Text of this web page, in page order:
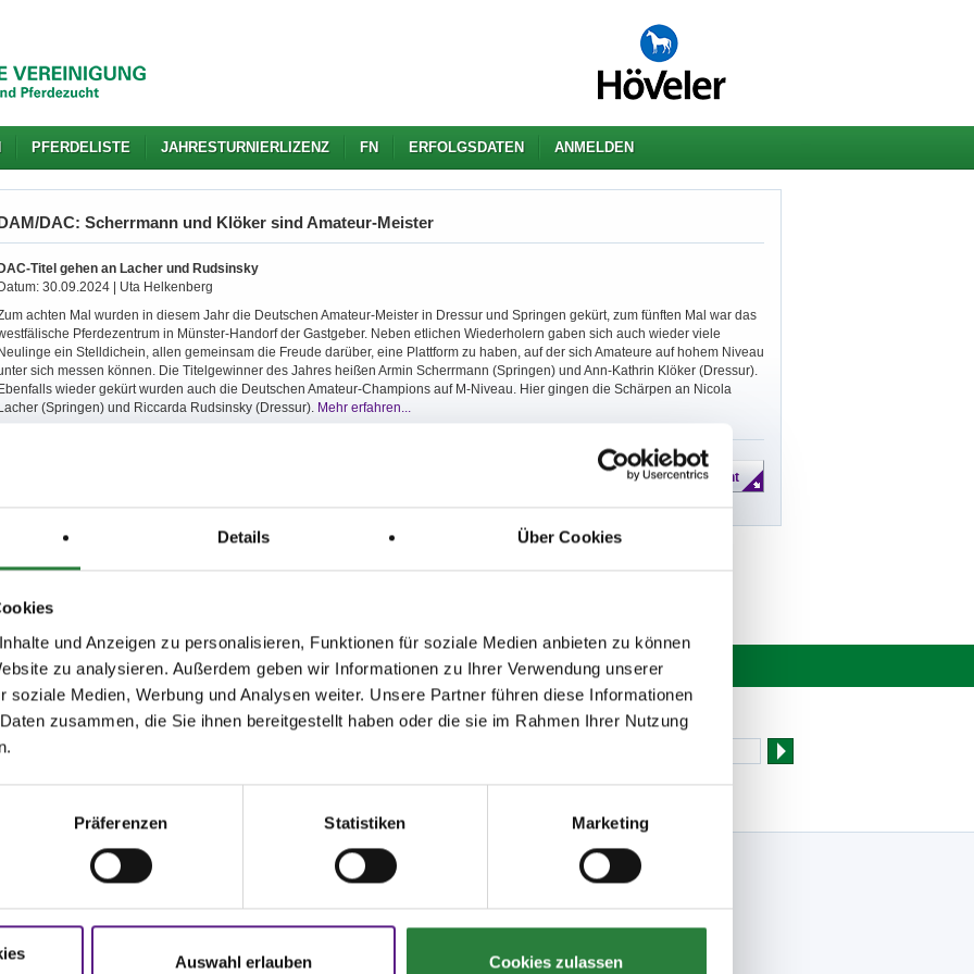
Details Über Cookies
und Anzeigen zu personalisieren, Funktionen für soziale Medien anbieten zu können
zu analysieren. Außerdem geben wir Informationen zu Ihrer Verwendung unserer
soziale Medien, Werbung und Analysen weiter. Unsere Partner führen diese Informationen
zusammen, die Sie ihnen bereitgestellt haben oder die sie im Rahmen Ihrer Nutzung
Präferenzen Statistiken Marketing
Auswahl erlauben Cookies zulassen
PFERDELISTE JAHRESTURNIERLIZENZ FN ERFOLGSDATEN ANMELDEN
DAC: Scherrmann und Klöker sind Amateur-Meister
DAC-Titel gehen an Lacher und Rudsinsky
Datum: 30.09.2024 | Uta Helkenberg
achten Mal wurden in diesem Jahr die Deutschen Amateur-Meister in Dressur und Springen gekürt, zum fünften Mal war das
Pferdezentrum in Münster-Handorf der Gastgeber. Neben etlichen Wiederholern gaben sich auch wieder viele
Neulinge ein Stelldichein, allen gemeinsam die Freude darüber, eine Plattform zu haben, auf der sich Amateure auf hohem Niveau
sich messen können. Die Titelgewinner des Jahres heißen Armin Scherrmann (Springen) und Ann-Kathrin Klöker (Dressur).
Ebenfalls wieder gekürt wurden auch die Deutschen Amateur-Champions auf M-Niveau. Hier gingen die Schärpen an Nicola
Lacher (Springen) und Riccarda Rudsinsky (Dressur). Mehr erfahren...
und Antworten
Onlinehilfe bietet Ihnen
Startbereitschaft.online Newsletter bestellen
Bücher
E-Books & Apps
Folge uns
Facebook
Instagram